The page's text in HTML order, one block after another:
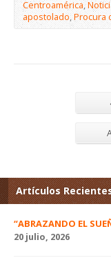
Centroamérica,
apostolado,Procura
Artículos
“ABRAZANDO EL
20 julio, 2026